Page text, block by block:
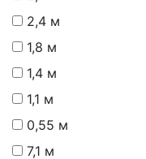
2,4 м
1,8 м
1,4 м
1,1 м
0,55 м
7,1 м